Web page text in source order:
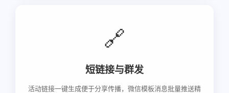
🔗
短链接与群发
活动链接一键生成便于分享传播，微信模板消息批量推送精